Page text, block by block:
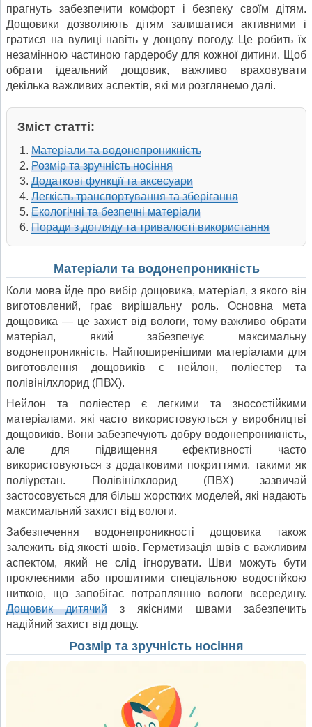
прагнуть забезпечити комфорт і безпеку своїм дітям.
Дощовики дозволяють дітям залишатися активними і
гратися на вулиці навіть у дощову погоду. Це робить їх
незамінною частиною гардеробу для кожної дитини. Щоб
обрати ідеальний дощовик, важливо враховувати
декілька важливих аспектів, які ми розглянемо далі.
Зміст статті:
Матеріали та водонепроникність
Розмір та зручність носіння
Додаткові функції та аксесуари
Легкість транспортування та зберігання
Екологічні та безпечні матеріали
Поради з догляду та тривалості використання
Матеріали та водонепроникність
Коли мова йде про вибір дощовика, матеріал, з якого він
виготовлений, грає вирішальну роль. Основна мета
дощовика — це захист від вологи, тому важливо обрати
матеріал, який забезпечує максимальну
водонепроникність. Найпоширенішими матеріалами для
виготовлення дощовиків є нейлон, поліестер та
полівінілхлорид (ПВХ).
Нейлон та поліестер є легкими та зносостійкими
матеріалами, які часто використовуються у виробництві
дощовиків. Вони забезпечують добру водонепроникність,
але для підвищення ефективності часто
використовуються з додатковими покриттями, такими як
поліуретан. Полівінілхлорид (ПВХ) зазвичай
застосовується для більш жорстких моделей, які надають
максимальний захист від вологи.
Забезпечення водонепроникності дощовика також
залежить від якості швів. Герметизація швів є важливим
аспектом, який не слід ігнорувати. Шви можуть бути
проклеєними або прошитими спеціальною водостійкою
ниткою, що запобігає потраплянню вологи всередину.
Дощовик дитячий з якісними швами забезпечить
надійний захист від дощу.
Розмір та зручність носіння